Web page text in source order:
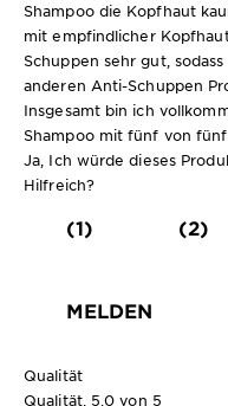
Shampoo die Kopfhaut
mit empfindlicher
Schuppen sehr gut,
anderen Anti-Schuppen
Insgesamt bin ich
Shampoo mit fünf von
Ja, Ich würde dieses
Hilfreich?
(1) (2)
MELDEN
Qualität
Qualität, 5.0 von 5